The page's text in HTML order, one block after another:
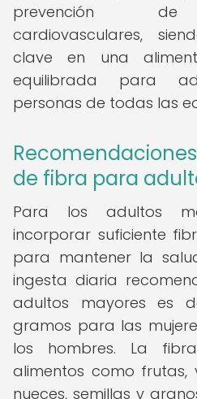
prevención de
cardiovasculares,
clave en una
equilibrada para
personas de todas las
de fibra para
Para los adultos
incorporar suficiente
para mantener la
ingesta diaria
adultos mayores es
gramos para las
los hombres. La
alimentos como frutas,
nueces, semillas y